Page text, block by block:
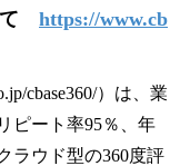
て https://www.cb
cbase360/）は、業
ピート率95％、年
ラウド型の360度評